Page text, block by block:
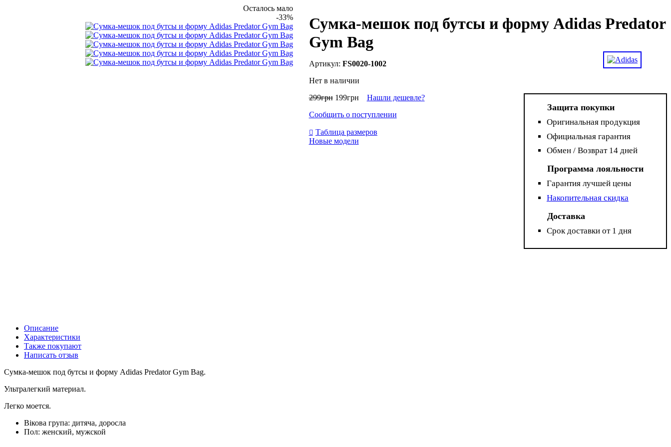
Осталось мало
-33%
Сумка-мешок под бутсы и форму Adidas Predator
Gym Bag
FS0020-1002
Нет в наличии
299грн 199грн
Нашли дешевле?
Сообщить о поступлении
Таблица размеров
Новые модели
Защита покупки
Оригинальная продукция
Официальная гарантия
Обмен / Возврат 14 дней
Программа лояльности
Гарантия лучшей цены
Накопительная скидка
Доставка
Срок доставки от 1 дня
Описание
Характеристики
Также покупают
Написать отзыв
Сумка-мешок под бутсы и форму Adidas Predator Gym Bag.
Ультралегкий материал.
Легко моется.
Вікова група: дитяча, доросла
Пол: женский, мужской